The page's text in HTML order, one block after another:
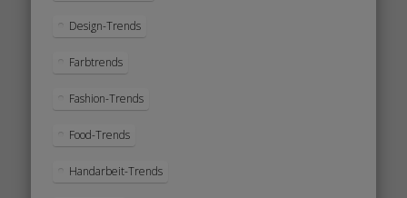
Design-Trends
Farbtrends
Fashion-Trends
Food-Trends
Handarbeit-Trends